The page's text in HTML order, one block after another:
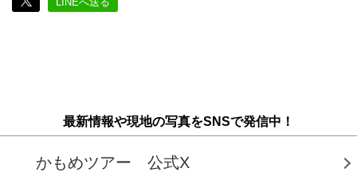
最新情報や現地の写真をSNSで発信中！
かもめツアー 公式X